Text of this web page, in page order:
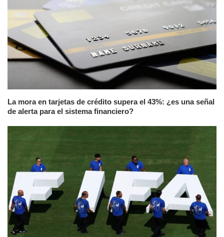
La mora en tarjetas de crédito supera el 43%: ¿es una señal
de alerta para el sistema financiero?